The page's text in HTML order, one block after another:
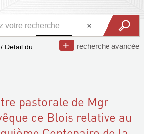
recherche avancée
/ Détail du
pastorale de Mgr
de Blois relative au